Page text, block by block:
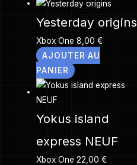
Yesterday origins
Xbox One8,00€
AJOUTER AU
PANIER
Yokus island
express NEUF
Xbox One22,00€